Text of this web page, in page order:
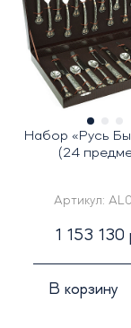
Набор «Русь
(24
Артикул:
1 153 130
В корзину